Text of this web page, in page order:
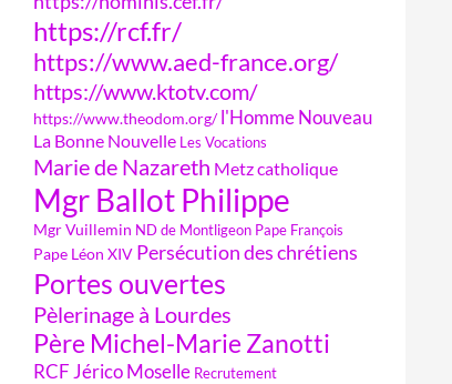
https://rcf.fr/
https://www.aed-france.org/
https://www.ktotv.com/
https://www.theodom.org/ l'Homme Nouveau
La Bonne Nouvelle Les Vocations
Marie de Nazareth Metz catholique
Mgr Ballot Philippe
Mgr Vuillemin ND de Montligeon Pape François
Pape Léon XIV Persécution des chrétiens
Portes ouvertes
Pèlerinage à Lourdes
Père Michel-Marie Zanotti
RCF Jérico Moselle Recrutement